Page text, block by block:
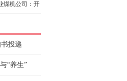
煤机公司：开
投递
“养生”